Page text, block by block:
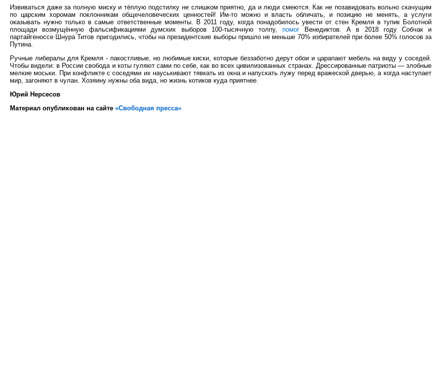
Извиваться даже за полную миску и тёплую подстилку не слишком приятно, да и люди смеются. Как не позавидовать вольно скачущим
по царским хоромам поклонникам общечеловеческих ценностей! Им-то можно и власть обличать, и позицию не менять, а услуги
оказывать нужно только в самые ответственные моменты. В 2011 году, когда понадобилось увести от стен Кремля в тупик Болотной
площади возмущённую фальсификациями думских выборов 100-тысячную толпу, помог Венедиктов. А в 2018 году Собчак и
партайгеноссе Шнура Титов пригодились, чтобы на президентские выборы пришло не меньше 70% избирателей при более 50% голосов за
Путина.
Ручные либералы для Кремля - пакостливые, но любимые киски, которые беззаботно дерут обои и царапают мебель на виду у соседей.
Чтобы видели: в России свобода и коты гуляют сами по себе, как во всех цивилизованных странах. Дрессированные патриоты — злобные
мелкие моськи. При конфликте с соседями их науськивают тявкать из окна и напускать лужу перед вражеской дверью, а когда наступает
мир, загоняют в чулан. Хозяину нужны оба вида, но жизнь котиков куда приятнее.
Юрий Нерсесов
Материал опубликован на сайте «Свободная пресса»